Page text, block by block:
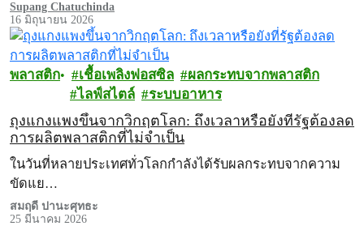
Supang Chatuchinda
16 มิถุนายน 2026
พลาสติก เชื้อเพลิงฟอสซิล
ผลกระทบจากพลาสติก
ไลฟ์สไตล์
ระบบอาหาร
ถุงแกงแพงขึ้นจากวิกฤตโลก: ถึงเวลาหรือยังที่รัฐต้องลด
การผลิตพลาสติกที่ไม่จำเป็น
ในวันที่หลายประเทศทั่วโลกกำลังได้รับผลกระทบจากความ
ขัดแย…
สมฤดี ปานะศุทธะ
25 มีนาคม 2026